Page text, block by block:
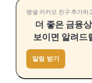
뱅샐 카카오 친구 추가하
더 좋은 금융
보이면 알려드
알림 받기